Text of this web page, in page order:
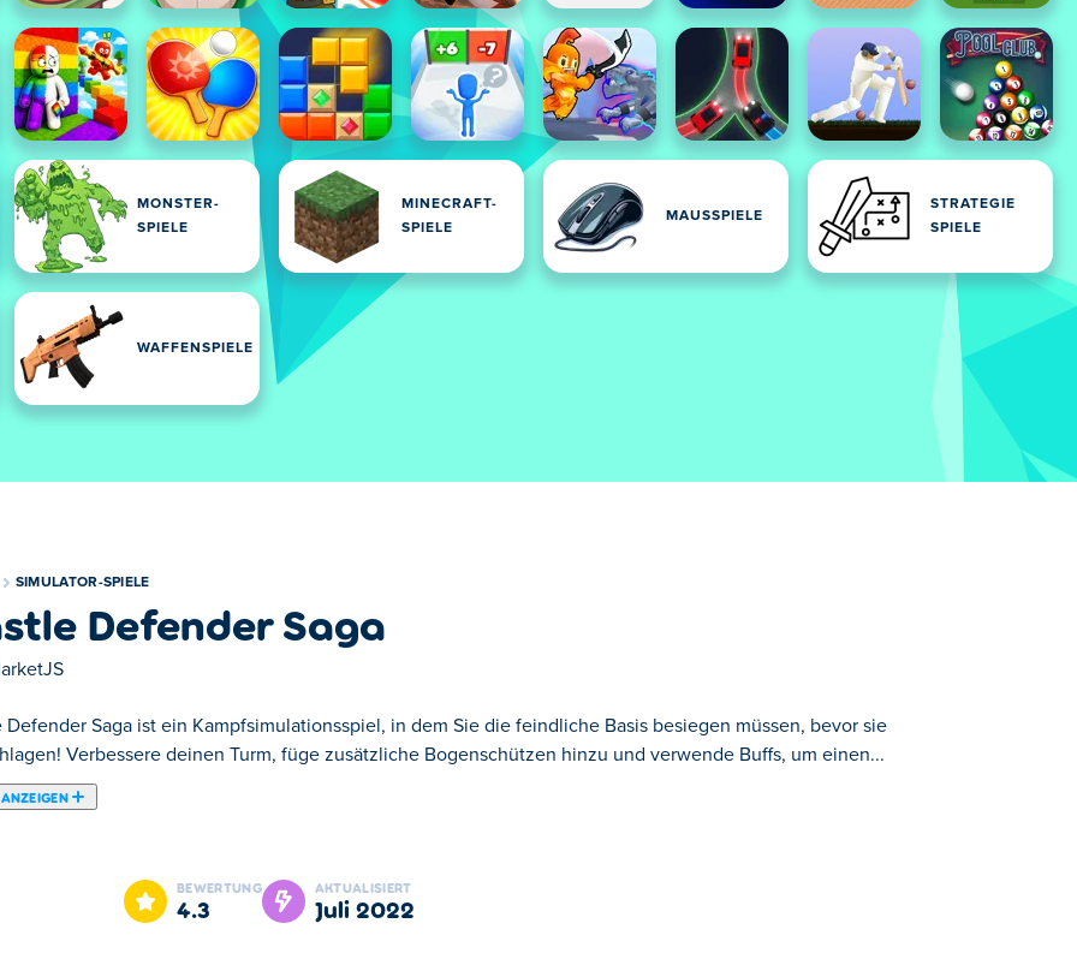
MONSTER-
SPIELE
MINECRAFT-
SPIELE
MAUSSPIELE
STRATEGIE
SPIELE
WAFFENSPIELE
SIMULATOR-SPIELE
Defender Saga
Defender Saga ist ein Kampfsimulationsspiel, in dem Sie die feindliche Basis besiegen müssen, bevor sie
Verbessere deinen Turm, füge zusätzliche Bogenschützen hinzu und verwende Buffs, um einen...
in dem Sie die feindliche Basis besiegen müssen, bevor sie Sie schlagen! Verbessere deinen
und den Sieg nach Hause zu bringen! Kannst du der ultimative Castle Defender werden?
BEWERTUNG
4.3
AKTUALISIERT
Juli 2022